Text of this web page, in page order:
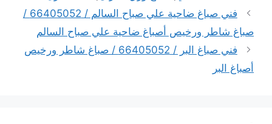
فني صباغ ضاحية علي صباح السالم / 66405052 /
صباغ شاطر ورخيص أصباغ ضاحية علي صباح السالم
فني صباغ البر / 66405052 / صباغ شاطر ورخيص
أصباغ البر